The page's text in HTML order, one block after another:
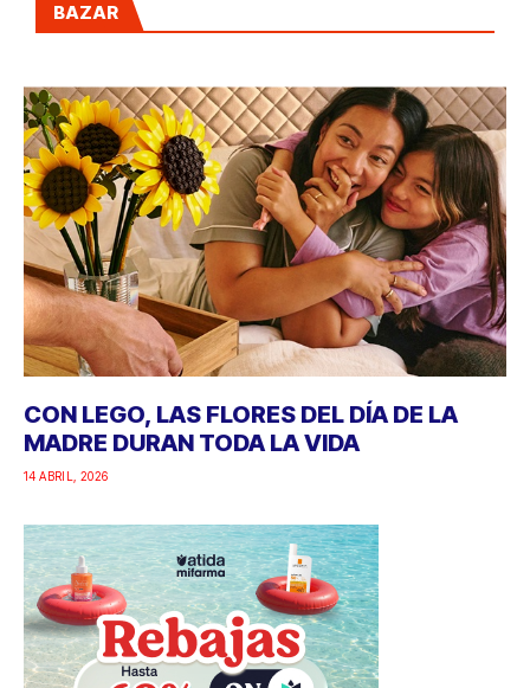
BAZAR
CON LEGO, LAS FLORES DEL DÍA DE LA
MADRE DURAN TODA LA VIDA
14 ABRIL, 2026